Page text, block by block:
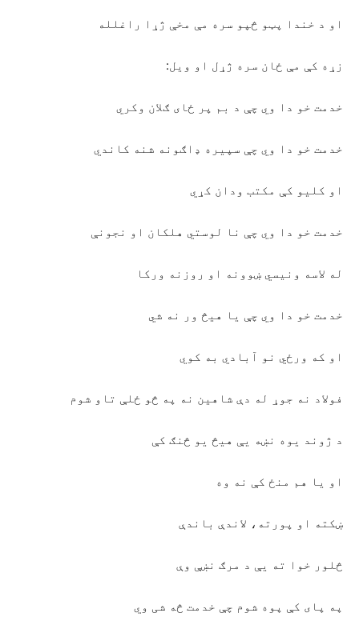
او د خندا پټو څپو سره مې مخې ژړا راغلله
زړه کې مې ځان سره ژړل او ویل:
خدمت خو دا وي چې د بم پر ځای ګلان وکري
خدمت خو دا وي چې سپیره ډاګونه شنه کاندي
او کلیو کې مکتب ودان کړي
خدمت خو دا وي چې نا لوستي هلکان او نجونې
له لاسه ونیسي ښوونه او روزنه ورکا
خدمت خو دا وي چې یا هیڅ ور نه شي
او که ورځي نو آبادي به کوي
فولاد نه جوړ له دې شاهین نه په څو ځلې تاو شوم
د ژوند یوه نښه یې هیڅ یو څنګ کې
او یا هم منځ کې نه وه
ښکته او پورته، لاندې باندې
څلور خوا ته یې د مرګ نښې وې
په پای کې پوه شوم چې خدمت څه شی وي